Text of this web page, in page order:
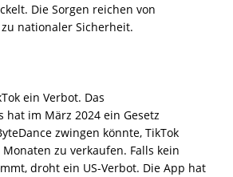
Die Sorgen reichen von
nationaler Sicherheit.
ein Verbot. Das
hat im März 2024 ein Gesetz
zwingen könnte, TikTok
zu verkaufen. Falls kein
droht ein US-Verbot. Die App hat